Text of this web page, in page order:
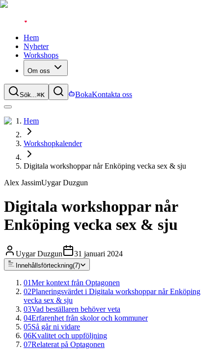
Hem
Nyheter
Workshops
Om oss
Sök...⌘K BokaKontakta oss
Hem
Workshopkalender
Digitala workshoppar når Enköping vecka sex & sju
Alex JassimUygar Duzgun
Digitala workshoppar når
Enköping vecka sex & sju
Uygar Duzgun 31 januari 2024
Innehållsförteckning(7)
01Mer kontext från Optagonen
02Planeringsvärdet i Digitala workshoppar når Enköping
vecka sex & sju
03Vad beställaren behöver veta
04Erfarenhet från skolor och kommuner
05Så går ni vidare
06Kvalitet och uppföljning
07Relaterat på Optagonen